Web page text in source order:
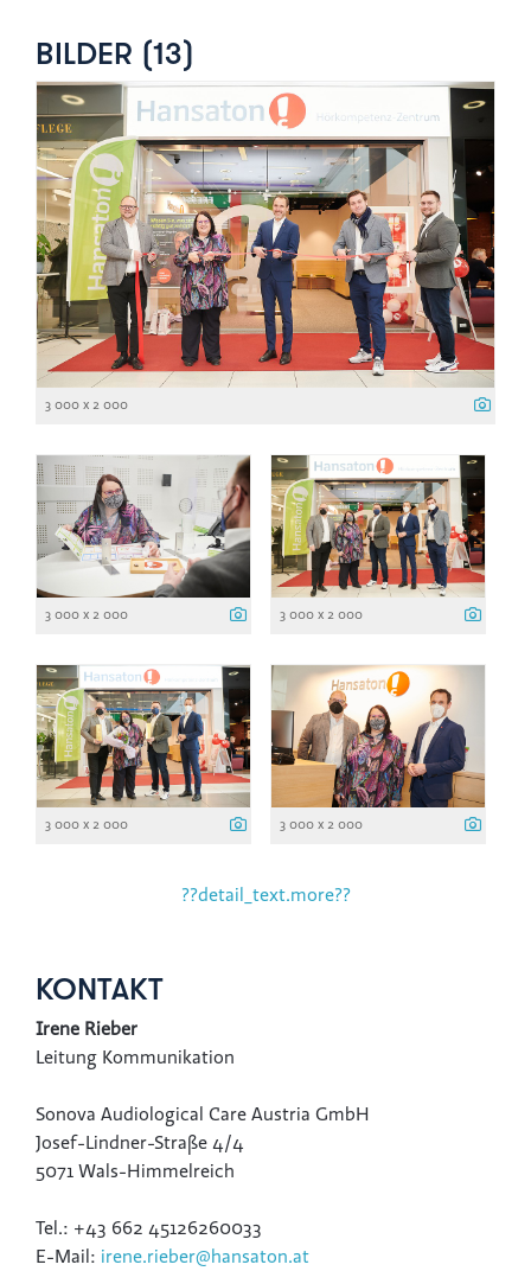
BILDER (13)
3 000 x 2 000
3 000 x 2 000 3 000 x 2 000
3 000 x 2 000 3 000 x 2 000
??detail_text.more??
KONTAKT
Irene Rieber
Leitung Kommunikation
Sonova Audiological Care Austria GmbH
Josef-Lindner-Straße 4/4
5071 Wals-Himmelreich
Tel.: +43 662 45126260033
E-Mail: irene.rieber@hansaton.at